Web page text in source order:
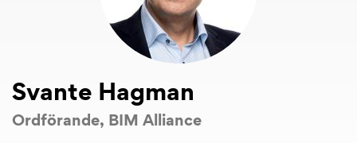
Svante Hagman
Ordförande, BIM Alliance